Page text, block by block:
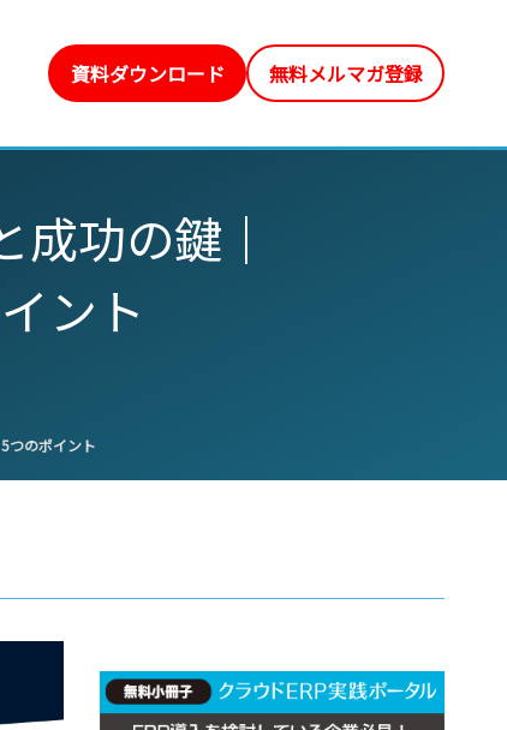
資料ダウンロード 無料メルマガ登録
功の鍵｜
ント
つのポイント